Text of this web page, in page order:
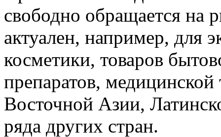
свободно обращается на
актуален, например, для
косметики, товаров
препаратов,
Восточной Азии,
ряда других стран.